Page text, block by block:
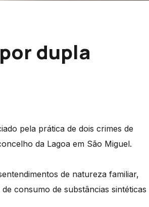
dupla
pela prática de dois crimes de
da Lagoa em São Miguel.
de natureza familiar,
consumo de substâncias sintéticas